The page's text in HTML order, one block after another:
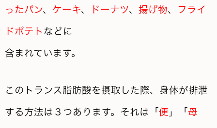
ったパン、 ケーキ、 ドーナツ、 揚げ物、 フライ
ドポテト などに
含まれています。
このトランス脂肪酸を摂取した際、身体が排泄
する方法は３つあります。それは「 便 」「 母